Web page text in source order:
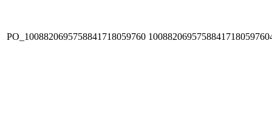
PO_1008820695758841718059760